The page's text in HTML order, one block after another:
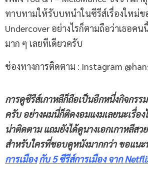
ทาบทามให้รับบทนำในซีรีส์เรื่องใหม่ข
Undercover อย่างไรก็ตามถือว่าเธอค
มาก ๆ เลยทีเดียวครับ
ช่องทางการติดตาม : Instagram
การดูซีรีส์เกาหลีก็ถือเป็นอีกหนึ่งกิจกรร
ครับ อย่างผมนี่ก็ติดงอมแงมเลยนะเรื่อง
น่าติดตาม แถมยังได้ดูนางเอกเกาหลีสว
สำหรับใครที่ชอบดูหนังมากกว่า ขอแนะ
การเมือง กับ 5 ซีรีส์การเมือง จาก